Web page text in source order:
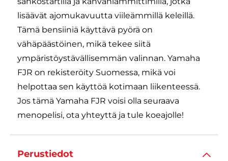
lisäävät ajomukavuutta viileämmillä keleillä.
Tämä bensiiniä käyttävä pyörä on
vähäpäästöinen, mikä tekee siitä
ympäristöystävällisemmän valinnan. Yamaha
FJR on rekisteröity Suomessa, mikä voi
helpottaa sen käyttöä kotimaan liikenteessä.
Jos tämä Yamaha FJR voisi olla seuraava
menopelisi, ota yhteyttä ja tule koeajolle!
Perustiedot